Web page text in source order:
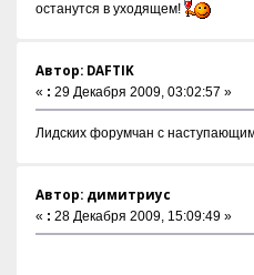
останутся в уходящем!
Автор: DAFTIK
« : 29 Декабря 2009, 03:02:57 »
Лидских форумчан с
Автор: димитриус
« : 28 Декабря 2009, 15:09:49 »